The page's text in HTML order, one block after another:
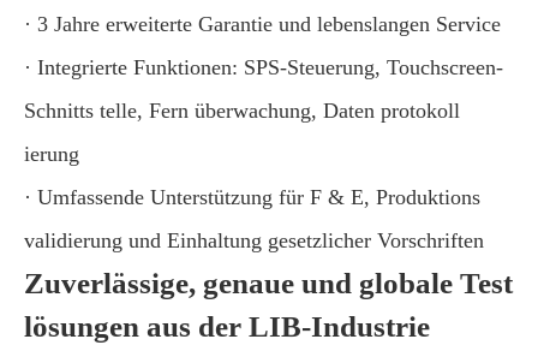
· 3 Jahre erweiterte Garantie und lebenslangen Service
· Integrierte Funktionen: SPS-Steuerung, Touchscreen-
Schnitts telle, Fern überwachung, Daten protokoll
ierung
· Umfassende Unterstützung für F & E, Produktions
validierung und Einhaltung gesetzlicher Vorschriften
Zuverlässige, genaue und globale Test
lösungen aus der LIB-Industrie